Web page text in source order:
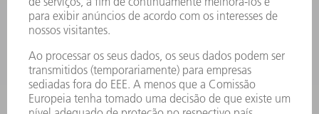
LASER
ELETRÔNICA DE POTÊNCIA
FERRAMENTAS ELÉTRICAS
SMART FACTORY
SOFTWARE
SERVIÇOS
APLICAÇÕES
SETORES